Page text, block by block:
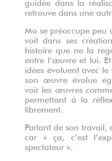
guidée dans la
retrouve dans une
Mo se préoccupe peu
voit dans ses
histoire que ne la
entre l’œuvre et lui.
idées évoluent avec le
son œuvre évolue
voir les œuvres
permettant à la
librement.
Parlant de son travail,
car « ça, c’est
spectateur ».